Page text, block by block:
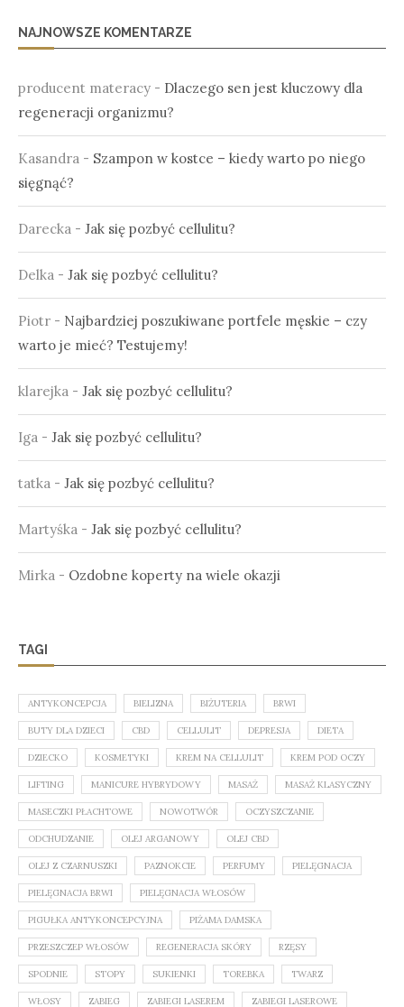
NAJNOWSZE KOMENTARZE
producent materacy - Dlaczego sen jest kluczowy dla
regeneracji organizmu?
Kasandra - Szampon w kostce – kiedy warto po niego
sięgnąć?
Darecka - Jak się pozbyć cellulitu?
Delka - Jak się pozbyć cellulitu?
Piotr - Najbardziej poszukiwane portfele męskie – czy
warto je mieć? Testujemy!
klarejka - Jak się pozbyć cellulitu?
Iga - Jak się pozbyć cellulitu?
tatka - Jak się pozbyć cellulitu?
Martyśka - Jak się pozbyć cellulitu?
Mirka - Ozdobne koperty na wiele okazji
TAGI
ANTYKONCEPCJA BIELIZNA BIŻUTERIA BRWI
BUTY DLA DZIECI CBD CELLULIT DEPRESJA DIETA
DZIECKO KOSMETYKI KREM NA CELLULIT KREM POD OCZY
LIFTING MANICURE HYBRYDOWY MASAŻ MASAŻ KLASYCZNY
MASECZKI PŁACHTOWE NOWOTWÓR OCZYSZCZANIE
ODCHUDZANIE OLEJ ARGANOWY OLEJ CBD
OLEJ Z CZARNUSZKI PAZNOKCIE PERFUMY PIELĘGNACJA
PIELĘGNACJA BRWI PIELĘGNACJA WŁOSÓW
PIGUŁKA ANTYKONCEPCYJNA PIŻAMA DAMSKA
PRZESZCZEP WŁOSÓW REGENERACJA SKÓRY RZĘSY
SPODNIE STOPY SUKIENKI TOREBKA TWARZ
WŁOSY ZABIEG ZABIEGI LASEREM ZABIEGI LASEROWE